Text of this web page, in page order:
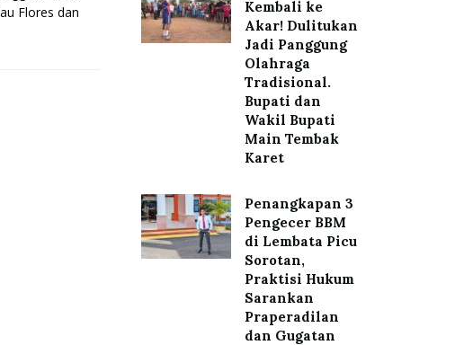
Flores dan
Kembali ke
Akar! Dulitukan
Jadi Panggung
Olahraga
Tradisional.
Bupati dan
Wakil Bupati
Main Tembak
Karet
Penangkapan 3
Pengecer BBM
di Lembata Picu
Sorotan,
Praktisi Hukum
Sarankan
Praperadilan
dan Gugatan